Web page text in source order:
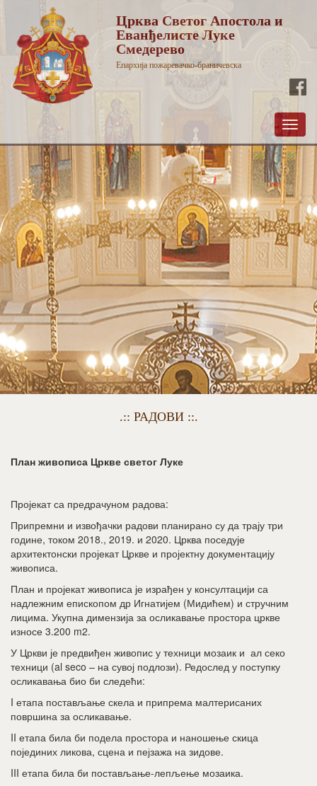
Црква Светог Апостола и
Еванђелисте Луке
Смедерево
Епархија пожаревачко-браничевска
.:: РАДОВИ ::.
План живописа Цркве светог Луке
Пројекат са предрачуном радова:
Припремни и извођачки радови планирано су да трају три
године, током 2018., 2019. и 2020. Црква поседује
архитектонски пројекат Цркве и пројектну документацију
живописа.
План и пројекат живописа је израђен у консултацији са
надлежним епископом др Игнатијем (Мидићем) и стручним
лицима. Укупна димензија за осликавање простора цркве
износе 3.200 m2.
У Цркви је предвиђен живопис у техници мозаик и ал секо
техници (al seco – на сувој подлози). Редослед у поступку
осликавања био би следећи:
I етапа постављање скела и припрема малтерисаних
површина за осликавање.
II етапа била би подела простора и наношење скица
појединих ликова, сцена и пејзажа на зидове.
III етапа била би постављање-лепљење мозаика.